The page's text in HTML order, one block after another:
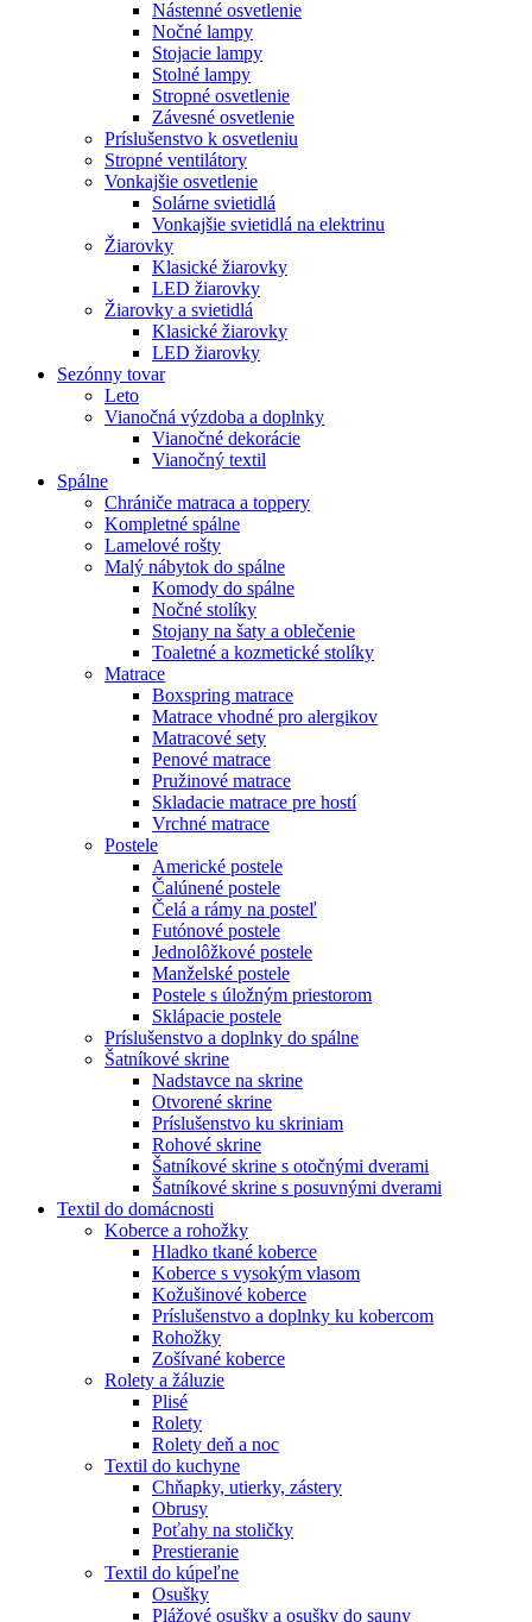
Nástenné osvetlenie
Nočné lampy
Stojacie lampy
Stolné lampy
Stropné osvetlenie
Závesné osvetlenie
Príslušenstvo k osvetleniu
Stropné ventilátory
Vonkajšie osvetlenie
Solárne svietidlá
Vonkajšie svietidlá na elektrinu
Žiarovky
Klasické žiarovky
LED žiarovky
Žiarovky a svietidlá
Klasické žiarovky
LED žiarovky
Sezónny tovar
Leto
Vianočná výzdoba a doplnky
Vianočné dekorácie
Vianočný textil
Spálne
Chrániče matraca a toppery
Kompletné spálne
Lamelové rošty
Malý nábytok do spálne
Komody do spálne
Nočné stolíky
Stojany na šaty a oblečenie
Toaletné a kozmetické stolíky
Matrace
Boxspring matrace
Matrace vhodné pro alergikov
Matracové sety
Penové matrace
Pružinové matrace
Skladacie matrace pre hostí
Vrchné matrace
Postele
Americké postele
Čalúnené postele
Čelá a rámy na posteľ
Futónové postele
Jednolôžkové postele
Manželské postele
Postele s úložným priestorom
Sklápacie postele
Príslušenstvo a doplnky do spálne
Šatníkové skrine
Nadstavce na skrine
Otvorené skrine
Príslušenstvo ku skriniam
Rohové skrine
Šatníkové skrine s otočnými dverami
Šatníkové skrine s posuvnými dverami
Textil do domácnosti
Koberce a rohožky
Hladko tkané koberce
Koberce s vysokým vlasom
Kožušinové koberce
Príslušenstvo a doplnky ku kobercom
Rohožky
Zošívané koberce
Rolety a žáluzie
Plisé
Rolety
Rolety deň a noc
Textil do kuchyne
Chňapky, utierky, zástery
Obrusy
Poťahy na stoličky
Prestieranie
Textil do kúpeľne
Osušky
Plážové osušky a osušky do sauny